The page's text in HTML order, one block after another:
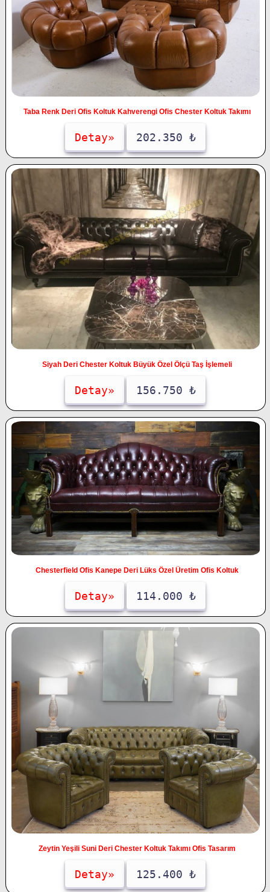
Taba Renk Deri Ofis Koltuk Kahverengi Ofis Chester Koltuk Takımı
Detay» 202.350 ₺
Siyah Deri Chester Koltuk Büyük Özel Ölçü Taş İşlemeli
Detay» 156.750 ₺
Chesterfield Ofis Kanepe Deri Lüks Özel Üretim Ofis Koltuk
Detay» 114.000 ₺
Zeytin Yeşili Suni Deri Chester Koltuk Takımı Ofis Tasarım
Detay» 125.400 ₺